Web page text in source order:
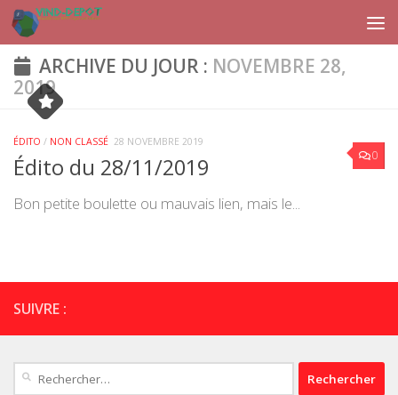
Skip to content
ARCHIVE DU JOUR : NOVEMBRE 28,
2019
0
ÉDITO / NON CLASSÉ 28 NOVEMBRE 2019
Édito du 28/11/2019
Bon petite boulette ou mauvais lien, mais le...
SUIVRE :
Rechercher :